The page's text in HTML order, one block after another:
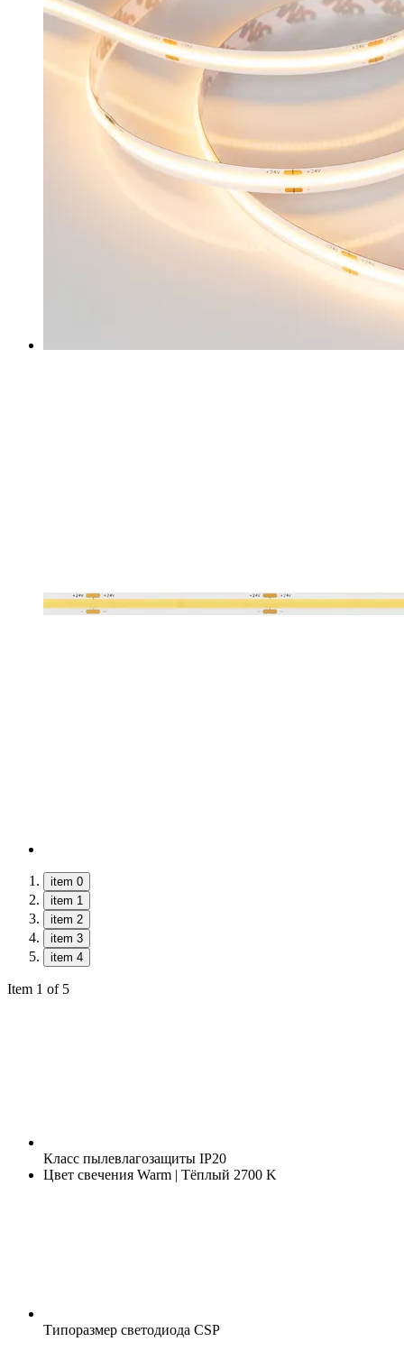
item 0
item 1
item 2
item 3
item 4
Item 1 of 5
Класс пылевлагозащиты IP20
Цвет свечения Warm | Тёплый 2700 K
Типоразмер светодиода CSP